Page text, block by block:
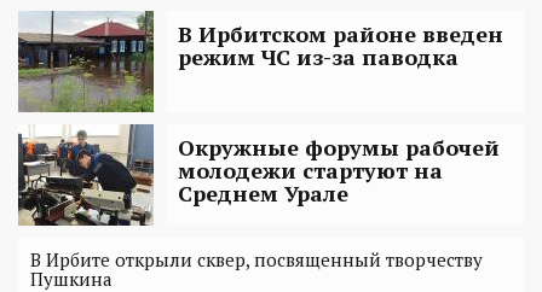
В Ирбитском районе введен
режим ЧС из-за паводка
Окружные форумы рабочей
молодежи стартуют на
Среднем Урале
В Ирбите открыли сквер, посвященный творчеству
Пушкина